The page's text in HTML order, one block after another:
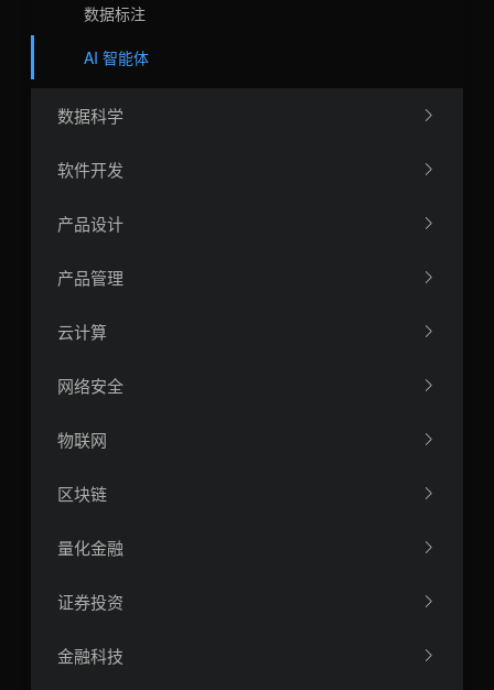
数据标注
AI 智能体
数据科学
软件开发
产品设计
产品管理
云计算
网络安全
物联网
区块链
量化金融
证券投资
金融科技